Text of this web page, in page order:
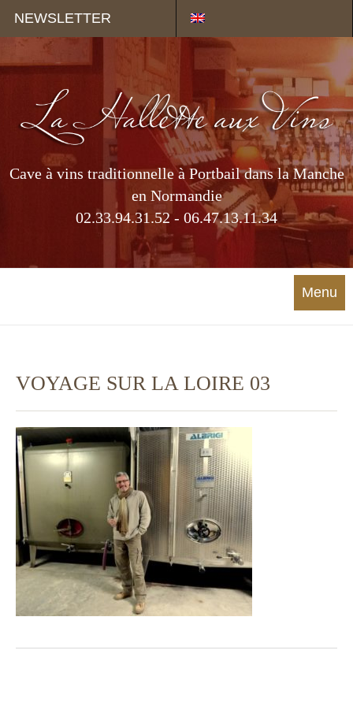
NEWSLETTER
Cave à vins traditionnelle à Portbail dans la Manche
en Normandie
02.33.94.31.52 - 06.47.13.11.34
Menu
VOYAGE SUR LA LOIRE 03
Panneau de gestion des cookies